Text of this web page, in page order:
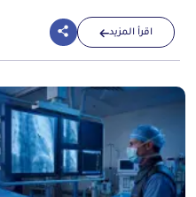
اقرأ المزيد